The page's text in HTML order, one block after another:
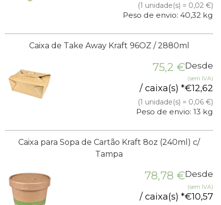
(1 unidade(s) = 0,02 €)
Peso de envio: 40,32 kg
Caixa de Take Away Kraft 96OZ / 2880ml
Desde
75,2 €
(sem IVA)
12,62
€
/ caixa(s) *
(1 unidade(s) = 0,06 €)
Peso de envio: 13 kg
Caixa para Sopa de Cartão Kraft 8oz (240ml) c/
Tampa
Desde
78,78 €
(sem IVA)
10,57
€
/ caixa(s) *